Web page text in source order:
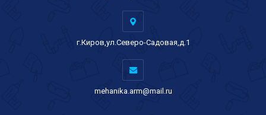
г.Киров,ул.Северо-Садовая,д.1
mehanika.arm@mail.ru